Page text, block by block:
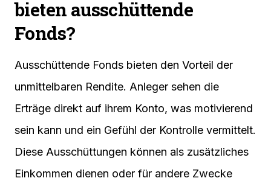
bieten ausschüttende
Fonds?
Ausschüttende Fonds bieten den Vorteil der
unmittelbaren Rendite. Anleger sehen die
Erträge direkt auf ihrem Konto, was motivierend
sein kann und ein Gefühl der Kontrolle vermittelt.
Diese Ausschüttungen können als zusätzliches
Einkommen dienen oder für andere Zwecke